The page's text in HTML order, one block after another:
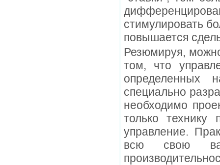
стимулировать
повышается
Резюмируя,
том, что
определенных
специально
необходимо
только технику
управление.
всю свою